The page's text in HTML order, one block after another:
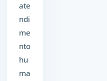
ate
ndi
me
nto
hu
ma